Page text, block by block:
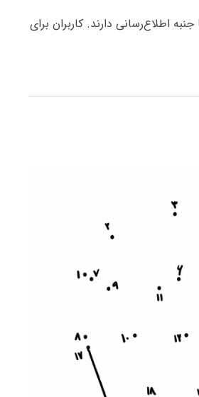
اطلاع‌رسانی دارند. کاربران برای